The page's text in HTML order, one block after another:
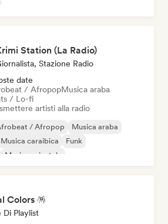
Station (La Radio)
Stazione Radio
date
/ AfropopMusica araba
/ Lo-fi
artisti alla radio
/ Afropop
Musica araba
Musica caraibica
Funk
Musica orientale
Colors 🪅
Di Playlist